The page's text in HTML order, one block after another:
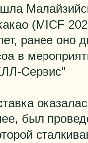
(MICF
ранее оно
в
Сервис"
был